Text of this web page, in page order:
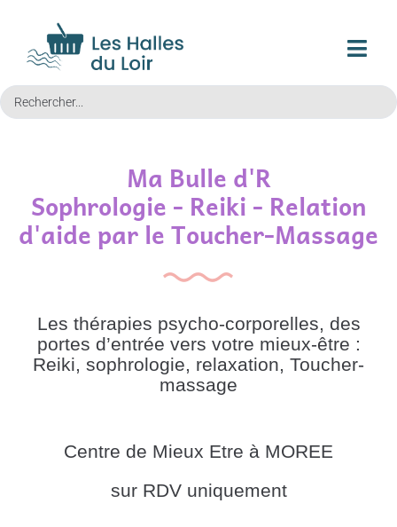
Ma Bulle d'R
Sophrologie - Reiki - Relation
d'aide par le Toucher-Massage
Les thérapies psycho-corporelles, des
portes d’entrée vers votre mieux-être :
Reiki, sophrologie, relaxation, Toucher-
massage
Centre de Mieux Etre à MOREE
sur RDV uniquement